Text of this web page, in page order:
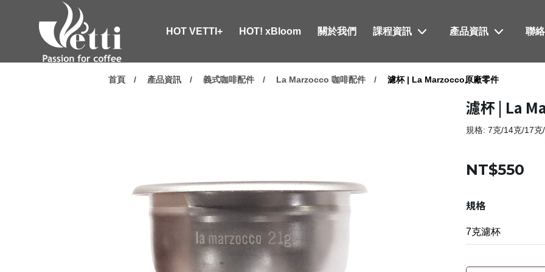
HOT VETTI+ HOT! xBloom 關於我們 課程資訊 產品資訊 聯
首頁 產品資訊 義式咖啡配件 La Marzocco 咖啡配件 濾杯 | La Marzocco原廠零件
濾杯 | La
規格: 7克/14克/17
NT$550
規格